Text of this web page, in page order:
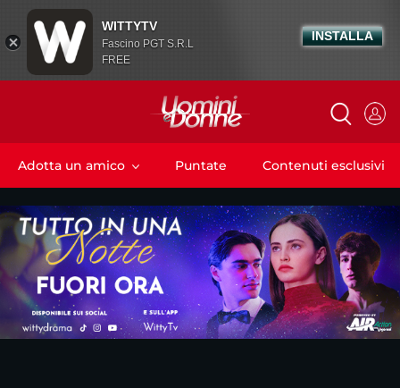
Adotta un amico Puntate Contenuti esclusivi
WITTYTV
Fascino PGT S.R.L
FREE
INSTALLA